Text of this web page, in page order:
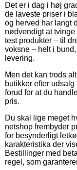
Det er i dag i høj
de laveste priser i
og herved har langt
nødvendigt at
test produkter – til
voksne – helt i
levering.
Men det kan trods
butikker efter
forud for at du
pris.
Du skal lige meget
netshop frembyder
for besynderligt
karakteristika der
Bestillinger med
regel, som